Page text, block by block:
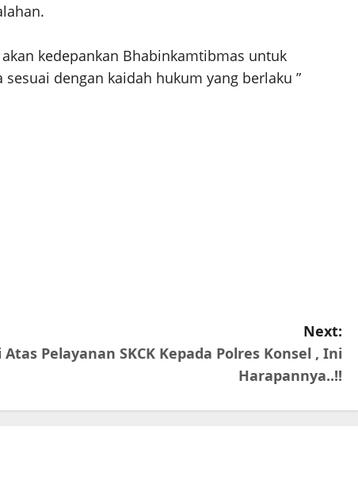
kedepankan Bhabinkamtibmas untuk
dengan kaidah hukum yang berlaku ”
Next:
Pelayanan SKCK Kepada Polres Konsel , Ini
Harapannya..!!